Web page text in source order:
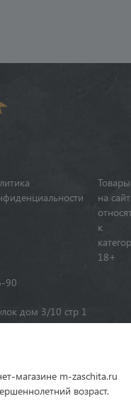
магазине m-zaschita.ru
возраст.
Товары
на
к
18+
90
дом 3/10 стр 1